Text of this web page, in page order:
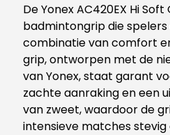
De Yonex AC420EX Hi
badmintongrip die
combinatie van comfort
grip, ontworpen met de
van Yonex, staat garant
zachte aanraking en een
van zweet, waardoor de
intensieve matches